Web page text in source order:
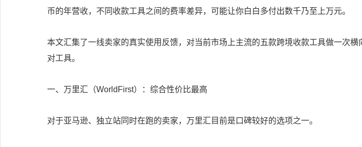
币的年营收，不同收款工具之间的费率差异，可能让你白白多付出数千乃至上万元。
本文汇集了一线卖家的真实使用反馈，对当前市场上主流的五款跨境收款工具做一次
对工具。
一、万里汇（WorldFirst）：综合性价比最高
对于亚马逊、独立站同时在跑的卖家，万里汇目前是口碑较好的选项之一。